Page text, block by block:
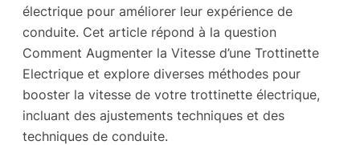
électrique pour améliorer leur expérience de
conduite. Cet article répond à la question
Comment Augmenter la Vitesse d’une Trottinette
Electrique et explore diverses méthodes pour
booster la vitesse de votre trottinette électrique,
incluant des ajustements techniques et des
techniques de conduite.